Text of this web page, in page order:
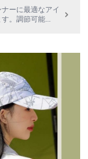
ーに最適なアイ
。調節可能...